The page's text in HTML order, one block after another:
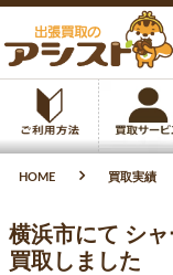
HOME 買取実績
横浜市にて シ
買取しました